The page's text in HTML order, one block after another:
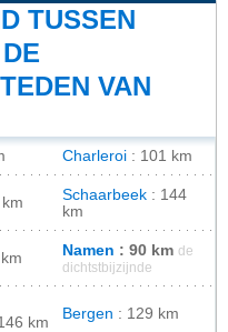
TUSSEN
VAN
Charleroi : 101 km
Schaarbeek : 144
km
Namen : 90 km de
dichtstbijzijnde
km
Bergen : 129 km